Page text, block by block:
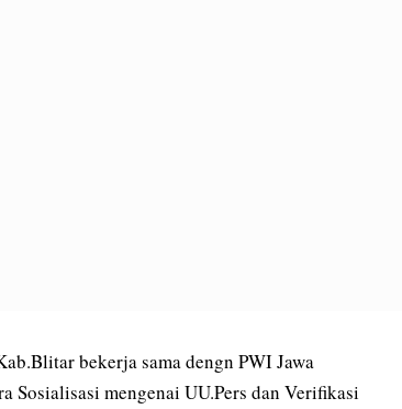
bekerja sama dengn PWI Jawa
Sosialisasi mengenai UU.Pers dan Verifikasi